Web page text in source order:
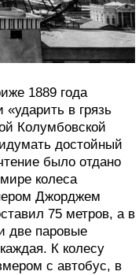
1889 года
в грязь
Колумбовской
достойный
было отдано
колеса
Джорджем
75 метров, а в
две паровые
К колесу
с автобус, в